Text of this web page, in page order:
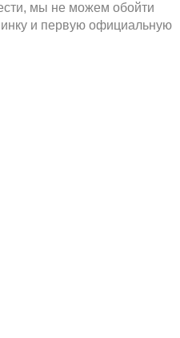
мы не можем обойти
и первую официальную